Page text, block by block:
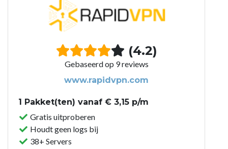
(4.2)
Gebaseerd op 9 reviews
www.rapidvpn.com
1 Pakket(ten) vanaf € 3,15 p/m
Gratis uitproberen
Houdt geen logs bij
38+ Servers